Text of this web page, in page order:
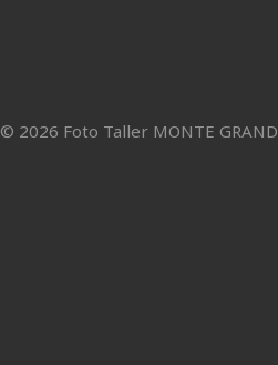
© 2026 Foto Taller MONTE